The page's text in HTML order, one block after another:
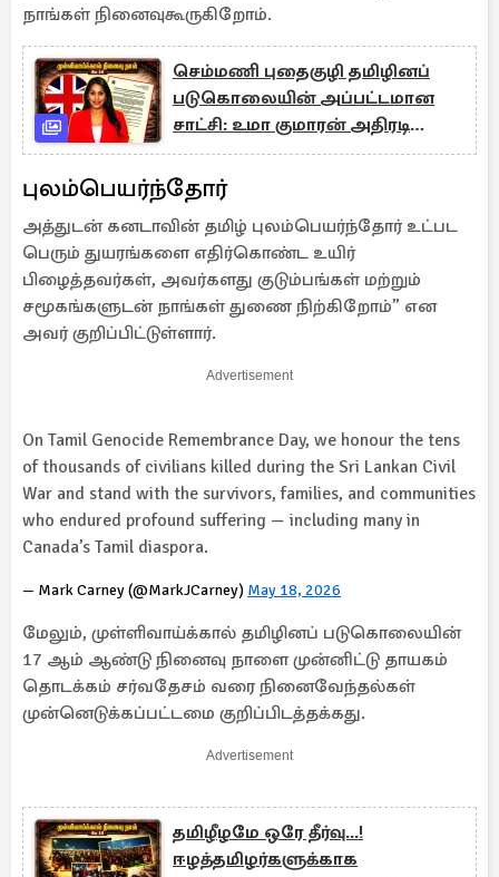
நாங்கள் நினைவுகூருகிறோம்.
செம்மணி புதைகுழி தமிழினப்
படுகொலையின் அப்பட்டமான
சாட்சி: உமா குமாரன் அதிரடி
அறிக்கை
புலம்பெயர்ந்தோர்
அத்துடன் கனடாவின் தமிழ் புலம்பெயர்ந்தோர் உட்பட
பெரும் துயரங்களை எதிர்கொண்ட உயிர்
பிழைத்தவர்கள், அவர்களது குடும்பங்கள் மற்றும்
சமூகங்களுடன் நாங்கள் துணை நிற்கிறோம்” என
அவர் குறிப்பிட்டுள்ளார்.
Advertisement
On Tamil Genocide Remembrance Day, we honour the tens
of thousands of civilians killed during the Sri Lankan Civil
War and stand with the survivors, families, and communities
who endured profound suffering — including many in
Canada’s Tamil diaspora.
— Mark Carney (@MarkJCarney) May 18, 2026
மேலும், முள்ளிவாய்க்கால் தமிழினப் படுகொலையின்
17 ஆம் ஆண்டு நினைவு நாளை முன்னிட்டு தாயகம்
தொடக்கம் சர்வதேசம் வரை நினைவேந்தல்கள்
முன்னெடுக்கப்பட்டமை குறிப்பிடத்தக்கது.
Advertisement
தமிழீழமே ஒரே தீர்வு...!
ஈழத்தமிழர்களுக்காக